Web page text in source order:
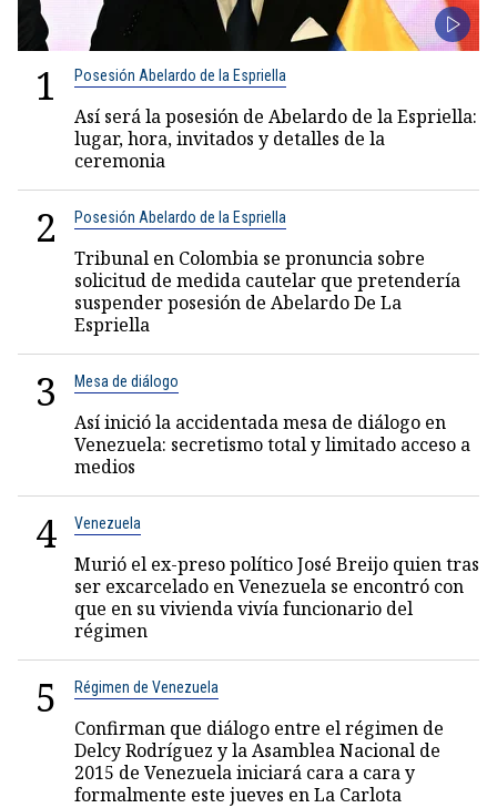
1 Posesión Abelardo de la Espriella
Así será la posesión de Abelardo de la Espriella:
lugar, hora, invitados y detalles de la
ceremonia
2 Posesión Abelardo de la Espriella
Tribunal en Colombia se pronuncia sobre
solicitud de medida cautelar que pretendería
suspender posesión de Abelardo De La
Espriella
3 Mesa de diálogo
Así inició la accidentada mesa de diálogo en
Venezuela: secretismo total y limitado acceso a
medios
4 Venezuela
Murió el ex-preso político José Breijo quien tras
ser excarcelado en Venezuela se encontró con
que en su vivienda vivía funcionario del
régimen
5 Régimen de Venezuela
Confirman que diálogo entre el régimen de
Delcy Rodríguez y la Asamblea Nacional de
2015 de Venezuela iniciará cara a cara y
formalmente este jueves en La Carlota